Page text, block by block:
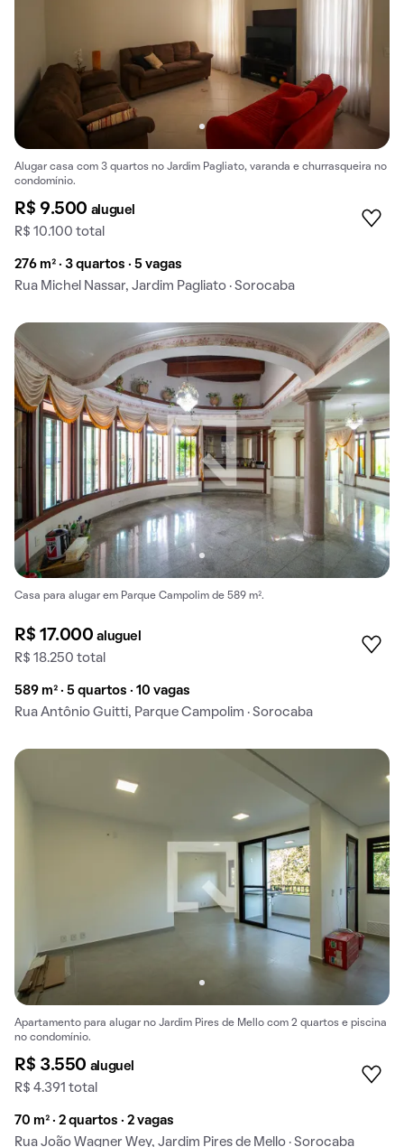
Alugar casa com 3 quartos no Jardim Pagliato, varanda e churrasqueira no
condomínio.
R$ 9.500 aluguel
R$ 10.100 total
276 m² · 3 quartos · 5 vagas
Rua Michel Nassar, Jardim Pagliato · Sorocaba
Casa para alugar em Parque Campolim de 589 m².
R$ 17.000aluguel
R$ 18.250 total
589 m² · 5 quartos · 10 vagas
Rua Antônio Guitti, Parque Campolim · Sorocaba
Apartamento para alugar no Jardim Pires de Mello com 2 quartos e piscina
no condomínio.
R$ 3.550 aluguel
R$ 4.391 total
70 m² · 2 quartos · 2 vagas
Rua João Wagner Wey, Jardim Pires de Mello · Sorocaba